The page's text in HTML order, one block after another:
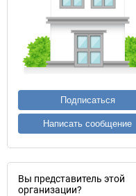
Подписаться
Написать сообщение
Вы представитель этой
организации?